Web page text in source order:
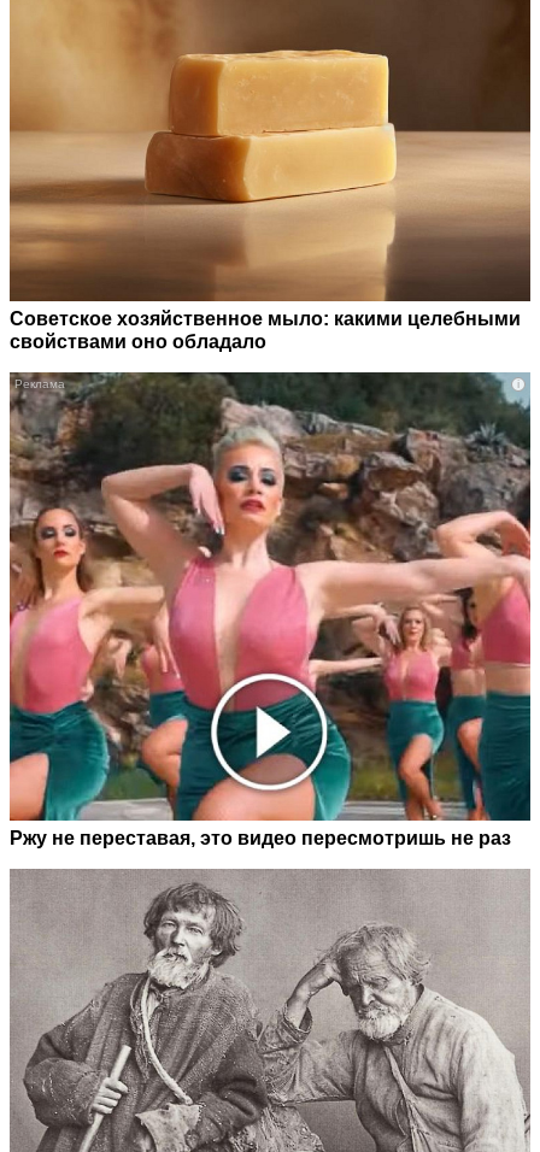
Советское хозяйственное мыло: какими целебными
свойствами оно обладало
i
Ржу не переставая, это видео пересмотришь не раз